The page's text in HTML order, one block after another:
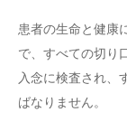
患者の生命と健康
で、すべての切り
入念に検査され、
ばなりません。